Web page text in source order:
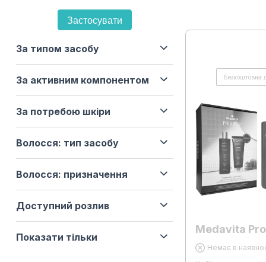
Застосувати
За типом засобу
За активним компонентом
За потребою шкіри
Волосся: тип засобу
Волосся: призначення
Доступний розлив
Показати тільки
Безкоштовна
Medavita
Немає в